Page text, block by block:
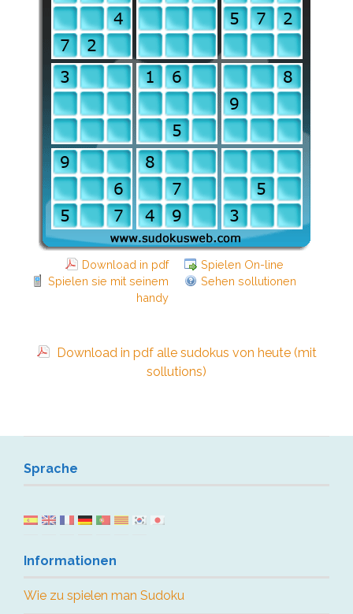
Download in pdf
Spielen On-line
Spielen sie mit seinem
handy
Sehen sollutionen
Download in pdf alle sudokus von heute (mit
sollutions)
Sprache
Informationen
Wie zu spielen man Sudoku